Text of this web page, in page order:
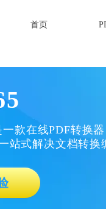
首页
款在线PDF转换
站式解决文档转换